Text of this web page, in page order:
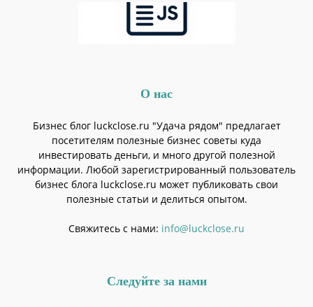
О нас
Бизнес блог luckclose.ru "Удача рядом" предлагает
посетителям полезные бизнес советы куда
инвестировать деньги, и много другой полезной
информации. Любой зарегистрированный пользователь
бизнес блога luckclose.ru может публиковать свои
полезные статьи и делиться опытом.
Свяжитесь с нами: info@luckclose.ru
Следуйте за нами